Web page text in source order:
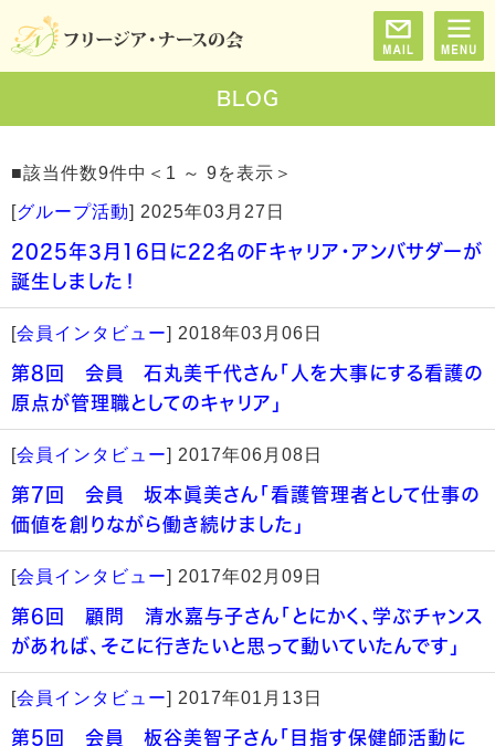
BLOG
■該当件数9件中＜1 ～ 9を表示＞
[グループ活動] 2025年03月27日
2025年3月16日に22名のFキャリア・アンバサダーが
誕生しました！
[会員インタビュー] 2018年03月06日
第8回 会員 石丸美千代さん「人を大事にする看護の
原点が管理職としてのキャリア」
[会員インタビュー] 2017年06月08日
第7回 会員 坂本眞美さん「看護管理者として仕事の
価値を創りながら働き続けました」
[会員インタビュー] 2017年02月09日
第6回 顧問 清水嘉与子さん「とにかく、学ぶチャンス
があれば、そこに行きたいと思って動いていたんです」
[会員インタビュー] 2017年01月13日
第5回 会員 板谷美智子さん「目指す保健師活動に